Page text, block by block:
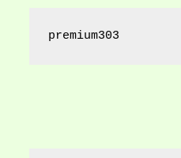
premium303